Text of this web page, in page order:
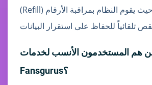
(Refill) لمدة 60 يوماً، حيث يقوم النظام بمراقبة الأرقام
من هم المستخدمون الأنسب لخدمات
Fansgurus؟